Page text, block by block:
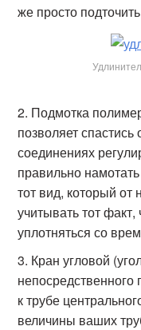
же просто
Подмотка
позволяет
соединениях
правильно
тот вид, который от
учитывать тот
уплотняться со
Кран угловой
к трубе
величины ваших